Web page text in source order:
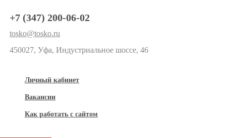
+7 (347) 200-06-02
tosko@tosko.ru
450027, Уфа, Индустриальное шоссе, 46
Личный кабинет
Вакансии
Как работать с сайтом